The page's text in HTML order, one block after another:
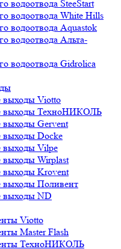
водоотвода SteeStart
водоотвода White Hills
водоотвода Aquastok
водоотвода Альта-
водоотвода Gidrolica
выходы Viotto
выходы ТехноНИКОЛЬ
Gervent
Docke
выходы Vilpe
Wirplast
Krovent
Поливент
выходы ND
Viotto
Master Flash
ТехноНИКОЛЬ